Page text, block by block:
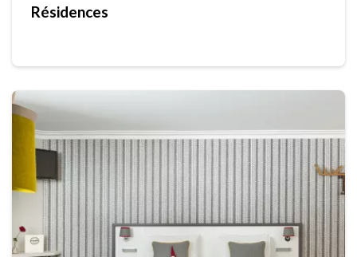
Résidences